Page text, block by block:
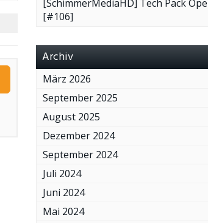
[SchimmerMediaHD] Tech Pack
[#106]
Archiv
März 2026
September 2025
August 2025
Dezember 2024
September 2024
Juli 2024
Juni 2024
Mai 2024